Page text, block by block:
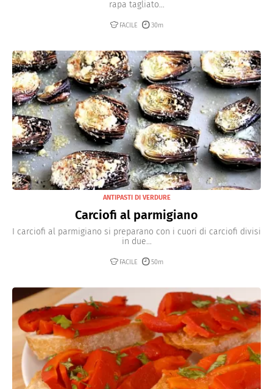
rapa tagliato...
FACILE 30m
ANTIPASTI DI VERDURE
Carciofi al parmigiano
I carciofi al parmigiano si preparano con i cuori di carciofi divisi
in due...
FACILE 50m